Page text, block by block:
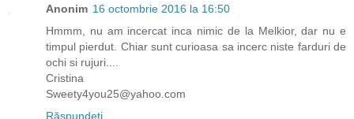
Anonim 16 octombrie 2016 la 16:50
Hmmm, nu am incercat inca nimic de la Melkior, dar nu e
timpul pierdut. Chiar sunt curioasa sa incerc niste farduri de
ochi si rujuri....
Cristina
Sweety4you25@yahoo.com
Răspundeți